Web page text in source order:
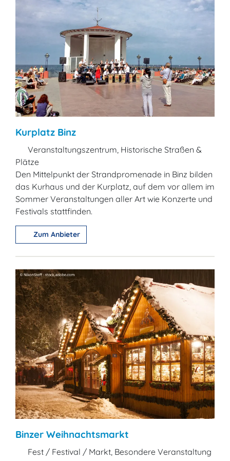
Kurplatz Binz
Veranstaltungszentrum, Historische Straßen &
Plätze
Den Mittelpunkt der Strandpromenade in Binz bilden
das Kurhaus und der Kurplatz, auf dem vor allem im
Sommer Veranstaltungen aller Art wie Konzerte und
Festivals stattfinden.
Zum Anbieter
Binzer Weihnachtsmarkt
Fest / Festival / Markt, Besondere Veranstaltung